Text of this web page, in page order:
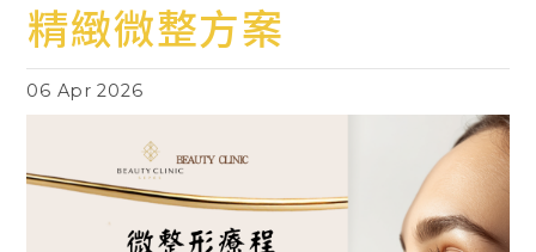
精緻微整方案
06 Apr 2026